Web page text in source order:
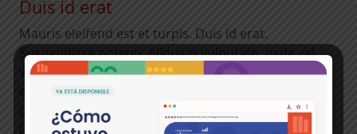
Duis id erat
Mauris eleifend est et turpis. Duis id erat.
Suspendisse potenti. Aliquam vulputate, pede vel
vehicula accumsan, mi neque rutrum erat, eu
congue orci lorem eget lorem. Vestibulum non ante.